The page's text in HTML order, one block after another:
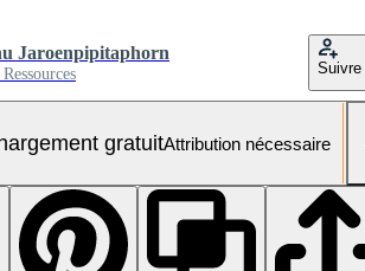
Jaroenpipitaphorn
Suivre
gratuitAttribution nécessaire